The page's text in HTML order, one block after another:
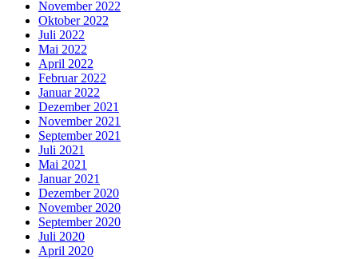
November 2022
Oktober 2022
Juli 2022
Mai 2022
April 2022
Februar 2022
Januar 2022
Dezember 2021
November 2021
September 2021
Juli 2021
Mai 2021
Januar 2021
Dezember 2020
November 2020
September 2020
Juli 2020
April 2020